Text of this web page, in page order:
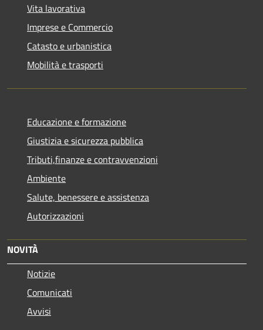
Vita lavorativa
Imprese e Commercio
Catasto e urbanistica
Mobilità e trasporti
Educazione e formazione
Giustizia e sicurezza pubblica
Tributi,finanze e contravvenzioni
Ambiente
Salute, benessere e assistenza
Autorizzazioni
NOVITÀ
Notizie
Comunicati
Avvisi